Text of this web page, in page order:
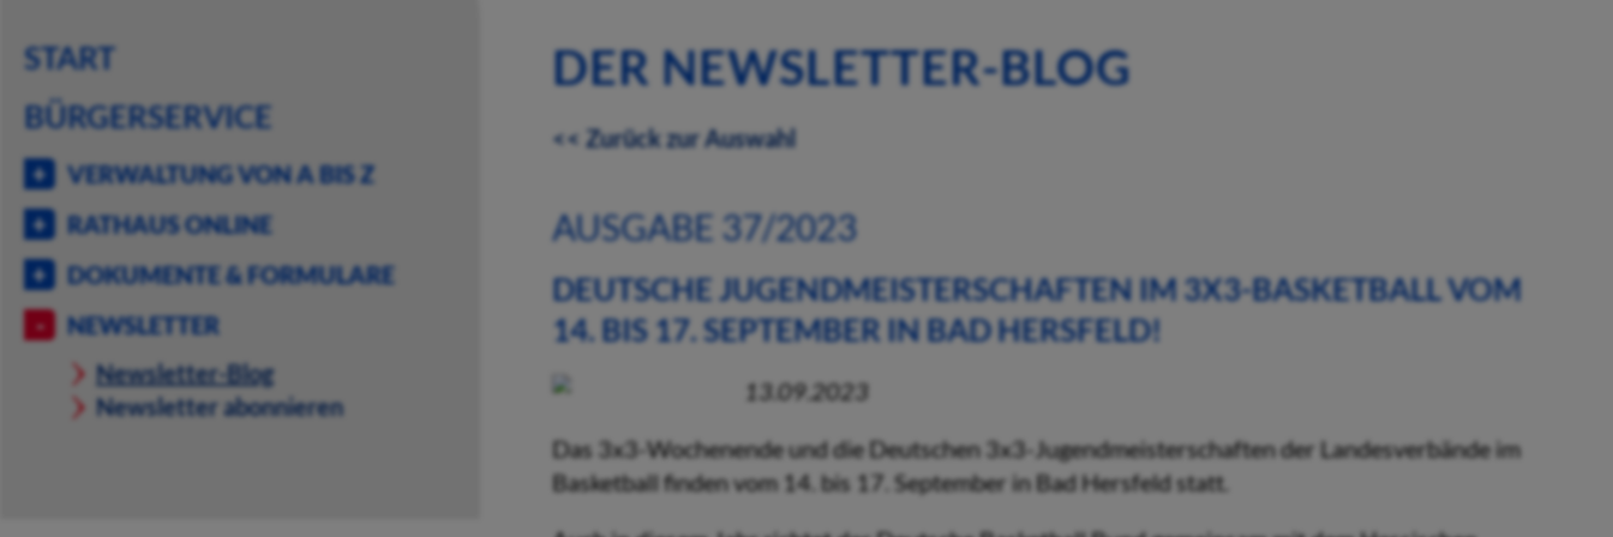
START
BÜRGERSERVICE
VERWALTUNG VON A BIS Z
RATHAUS ONLINE
DOKUMENTE & FORMULARE
NEWSLETTER
Newsletter-Blog
Newsletter abonnieren
DER NEWSLETTER-BLOG
<< Zurück zur Auswahl
AUSGABE 37/2023
DEUTSCHE JUGENDMEISTERSCHAFTEN IM 3X3-BASKETBALL VOM
14. BIS 17. SEPTEMBER IN BAD HERSFELD!
13.09.2023
Das 3x3-Wochenende und die Deutschen 3x3-Jugendmeisterschaften der Landesverbände im
Basketball finden vom 14. bis 17. September in Bad Hersfeld statt.